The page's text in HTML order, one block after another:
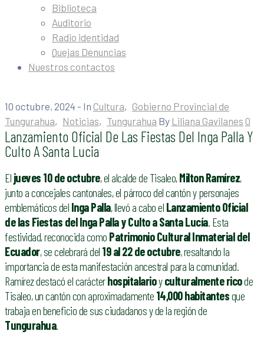
Biblioteca
Auditorio
Radio identidad
Quejas Denuncias
Nuestros contactos
10 octubre, 2024 - In Cultura‚ Gobierno Provincial de
Tungurahua‚ Noticias‚ Tungurahua By Liliana Gavilanes 0
Lanzamiento Oficial De Las Fiestas Del Inga Palla Y
Culto A Santa Lucia
El jueves 10 de octubre, el alcalde de Tisaleo,Milton Ramírez,
junto a concejales cantonales, el párroco del cantón y personajes
emblemáticos del Inga Palla, llevó a cabo el Lanzamiento Oficial
de las Fiestas del Inga Palla y Culto a Santa Lucía. Esta
festividad, reconocida como Patrimonio Cultural Inmaterial del
Ecuador, se celebrará del 19 al 22 de octubre, resaltando la
importancia de esta manifestación ancestral para la comunidad.
Ramírez destacó el carácterhospitalarioyculturalmente ricode
Tisaleo, un cantón con aproximadamente 14,000 habitantesque
trabaja en beneficio de sus ciudadanos y de la región de
Tungurahua.